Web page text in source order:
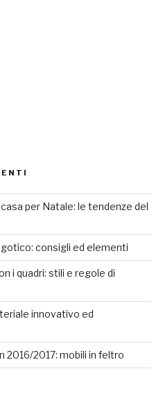
per Natale: le tendenze del
consigli ed elementi
i quadri: stili e regole di
innovativo ed
2016/2017: mobili in feltro